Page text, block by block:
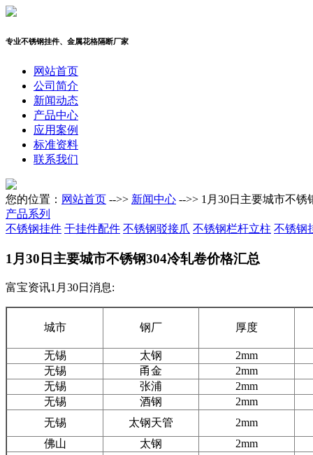
专业不锈钢挂件、金属花格隔断厂家
网站首页
公司简介
新闻动态
产品中心
应用案例
标准资料
联系我们
您的位置： 网站首页 -->> 新闻中心 -->> 1月30日主要城市不锈
产品系列
不锈钢挂件 干挂件配件 不锈钢驳接爪 不锈钢栏杆立柱 不锈钢
1月30日主要城市不锈钢304冷轧卷价格汇总
富宝资讯1月30日消息:
城市 钢厂 厚度
无锡 太钢
2mm
无锡
甬金
2mm
无锡
张浦
2mm
无锡
酒钢
2mm
无锡
太钢天管
2mm
佛山
太钢 2mm